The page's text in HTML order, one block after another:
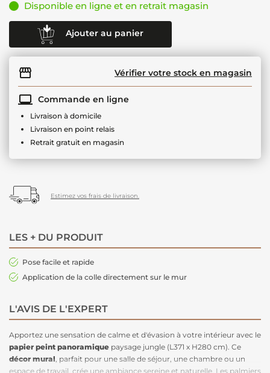
Disponible en ligne et en retrait magasin
Ajouter au panier
Vérifier votre stock en magasin
Commande en ligne
Livraison à domicile
Livraison en point relais
Retrait gratuit en magasin
Estimez vos frais de livraison.
LES + DU PRODUIT
Pose facile et rapide
Application de la colle directement sur le mur
L'AVIS DE L'EXPERT
Apportez une sensation de calme et d'évasion à votre intérieur avec le
papier peint panoramique paysage jungle (L371 x H280 cm). Ce
décor mural , parfait pour une salle de séjour, une chambre ou un
espace de travail, crée une ambiance sereine et naturelle. Les palmiers